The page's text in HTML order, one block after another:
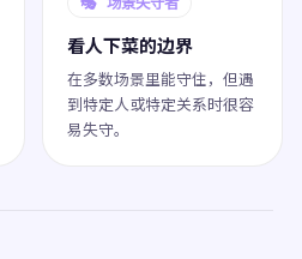
看人下菜的边界
在多数场景里能守住，但遇
到特定人或特定关系时很容
易失守。